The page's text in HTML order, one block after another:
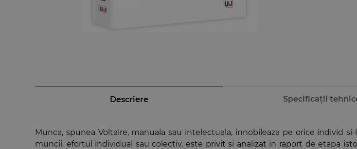
Descriere Specificații
Munca, spunea Voltaire, manuala sau intelectuala, innobileaza pe orice individ
muncii, efortul individual sau colectiv, este privit si analizat in raport de etapa